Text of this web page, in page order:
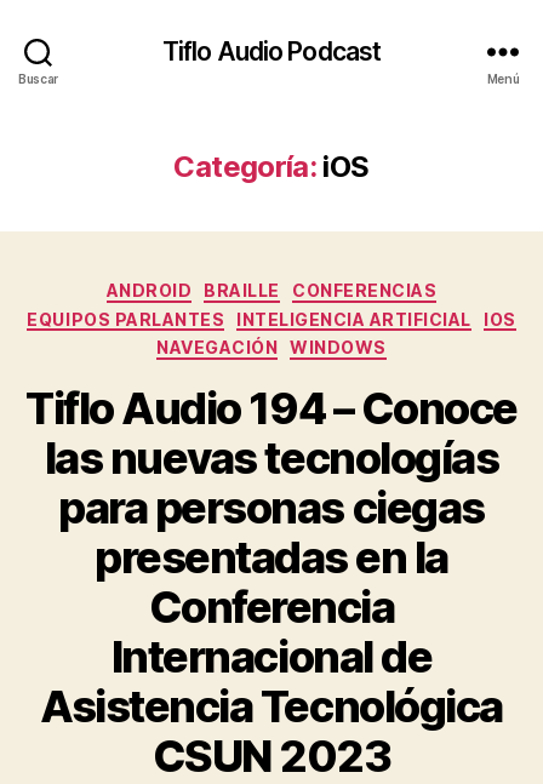
Buscar
Tiflo Audio Podcast
Menú
Categoría: iOS
Categorías
ANDROID BRAILLE
CONFERENCIAS
EQUIPOS PARLANTES
INTELIGENCIA ARTIFICIAL
IOS
NAVEGACIÓN
WINDOWS
Tiflo Audio 194 – Conoce
las nuevas tecnologías
para personas ciegas
presentadas en la
Conferencia
Internacional de
Asistencia Tecnológica
CSUN 2023